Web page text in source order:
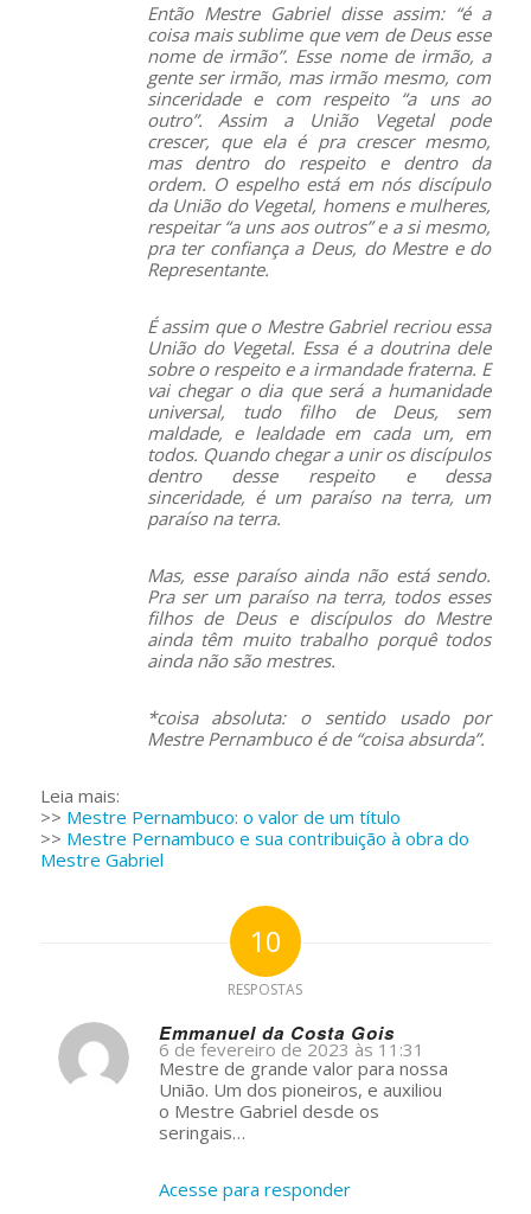
Então Mestre Gabriel disse assim: “é a
coisa mais sublime que vem de Deus esse
nome de irmão”. Esse nome de irmão, a
gente ser irmão, mas irmão mesmo, com
sinceridade e com respeito “a uns ao
outro”. Assim a União Vegetal pode
crescer, que ela é pra crescer mesmo,
mas dentro do respeito e dentro da
ordem. O espelho está em nós discípulo
da União do Vegetal, homens e mulheres,
respeitar “a uns aos outros” e a si mesmo,
pra ter confiança a Deus, do Mestre e do
Representante.
É assim que o Mestre Gabriel recriou essa
União do Vegetal. Essa é a doutrina dele
sobre o respeito e a irmandade fraterna. E
vai chegar o dia que será a humanidade
universal, tudo filho de Deus, sem
maldade, e lealdade em cada um, em
todos. Quando chegar a unir os discípulos
dentro desse respeito e dessa
sinceridade, é um paraíso na terra, um
paraíso na terra.
Mas, esse paraíso ainda não está sendo.
Pra ser um paraíso na terra, todos esses
filhos de Deus e discípulos do Mestre
ainda têm muito trabalho porquê todos
ainda não são mestres.
*coisa absoluta: o sentido usado por
Mestre Pernambuco é de “coisa absurda”.
Leia mais:
>> Mestre Pernambuco: o valor de um título
>> Mestre Pernambuco e sua contribuição à obra do
Mestre Gabriel
10
RESPOSTAS
Emmanuel da Costa Gois
s
ays:
6 de fevereiro de 2023 às 11:31
Mestre de grande valor para nossa
União. Um dos pioneiros, e auxiliou
o Mestre Gabriel desde os
seringais…
Acesse para responder